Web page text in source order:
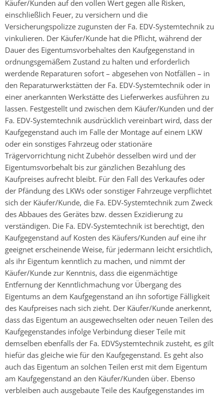
Käufer/Kunden auf den vollen Wert gegen alle Risken,
einschließlich Feuer, zu versichern und die
Versicherungspolizze zugunsten der Fa. EDV-Systemtechnik zu
vinkulieren. Der Käufer/Kunde hat die Pflicht, während der
Dauer des Eigentumsvorbehaltes den Kaufgegenstand in
ordnungsgemäßem Zustand zu halten und erforderlich
werdende Reparaturen sofort – abgesehen von Notfällen – in
den Reparaturwerkstätten der Fa. EDV-Systemtechnik oder in
einer anerkannten Werkstätte des Lieferwerkes ausführen zu
lassen. Festgestellt und zwischen dem Käufer/Kunden und der
Fa. EDV-Systemtechnik ausdrücklich vereinbart wird, dass der
Kaufgegenstand auch im Falle der Montage auf einem LKW
oder ein sonstiges Fahrzeug oder stationäre
Trägervorrichtung nicht Zubehör desselben wird und der
Eigentumsvorbehalt bis zur gänzlichen Bezahlung des
Kaufpreises aufrecht bleibt. Für den Fall des Verkaufes oder
der Pfändung des LKWs oder sonstiger Fahrzeuge verpflichtet
sich der Käufer/Kunde, die Fa. EDV-Systemtechnik zum Zweck
des Abbaues des Gerätes bzw. dessen Exzidierung zu
verständigen. Die Fa. EDV-Systemtechnik ist berechtigt, den
Kaufgegenstand auf Kosten des Käufers/Kunden auf eine ihr
geeignet erscheinende Weise, für jedermann leicht ersichtlich,
als ihr Eigentum kenntlich zu machen, und nimmt der
Käufer/Kunde zur Kenntnis, dass die eigenmächtige
Entfernung der Kenntlichmachung vor Übergang des
Eigentums an dem Kaufgegenstand an ihn sofortige Fälligkeit
des Kaufpreises nach sich zieht. Der Käufer/Kunde anerkennt,
dass das Eigentum an ausgewechselten oder neuen Teilen des
Kaufgegenstandes infolge Verbindung dieser Teile mit
demselben ebenfalls der Fa. EDVSystemtechnik zusteht, es gilt
hiefür das gleiche wie für den Kaufgegenstand. Es geht also
auch das Eigentum an solchen Teilen erst mit dem Eigentum
am Kaufgegenstand an den Käufer/Kunden über. Ebenso
verbleiben auch ausgebaute Teile des Kaufgegenstandes im